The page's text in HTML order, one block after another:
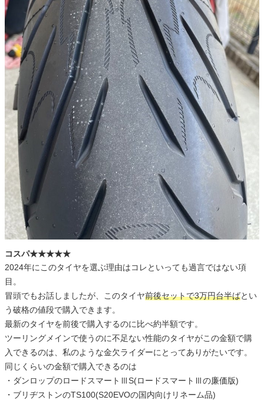
コスパ★★★★★
2024年にこのタイヤを選ぶ理由はコレといっても過言ではない項
目。
冒頭でもお話しましたが、このタイヤ前後セットで3万円台半ばとい
う破格の値段で購入できます。
最新のタイヤを前後で購入するのに比べ約半額です。
ツーリングメインで使うのに不足ない性能のタイヤがこの金額で購
入できるのは、私のような金欠ライダーにとってありがたいです。
同じくらいの金額で購入できるのは
・ダンロップのロードスマートⅢS(ロードスマートⅢの廉価版)
・ブリヂストンのTS100(S20EVOの国内向けリネーム品)